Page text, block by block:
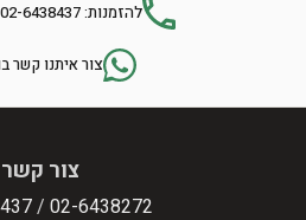
להזמנות: 02-6438437 / 02-6438272
צור איתנו קשר
צור קשר
02-6438272
/